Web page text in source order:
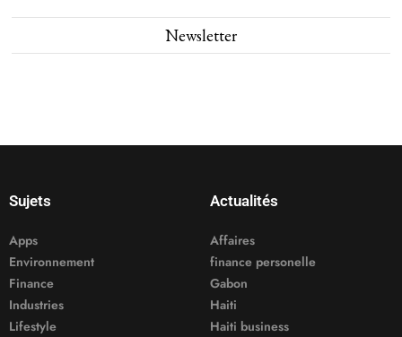
Newsletter
Sujets
Apps
Environnement
Finance
Industries
Lifestyle
Actualités
Affaires
finance personelle
Gabon
Haiti
Haiti business